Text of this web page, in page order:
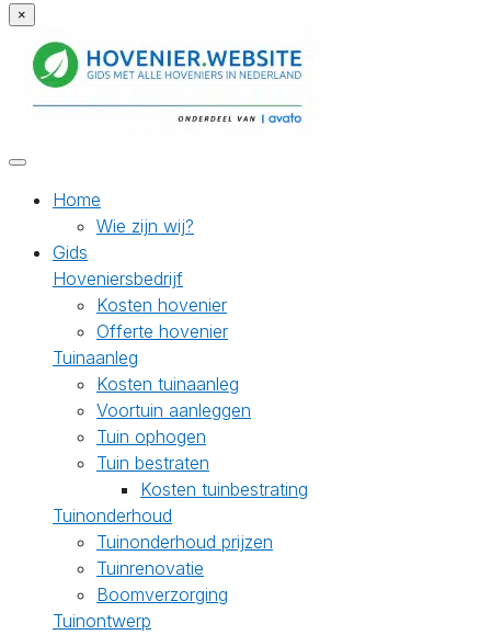
×
Home
Wie zijn wij?
Gids
Hoveniersbedrijf
Kosten hovenier
Offerte hovenier
Tuinaanleg
Kosten tuinaanleg
Voortuin aanleggen
Tuin ophogen
Tuin bestraten
Kosten tuinbestrating
Tuinonderhoud
Tuinonderhoud prijzen
Tuinrenovatie
Boomverzorging
Tuinontwerp